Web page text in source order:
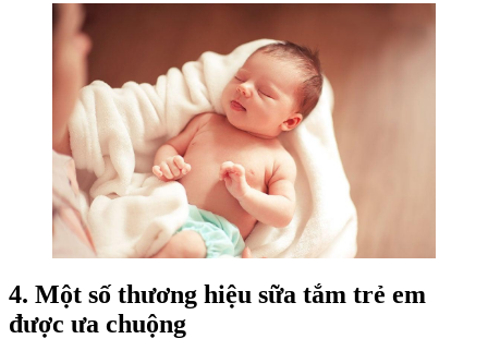
4. Một số thương hiệu sữa tắm trẻ em
được ưa chuộng